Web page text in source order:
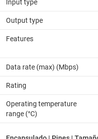
Input type
Output type
Features
Data rate (max) (Mbps)
Rating
Operating temperature
range (°C)